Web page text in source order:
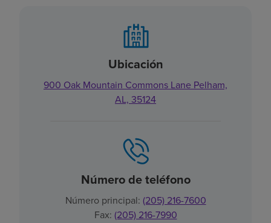
Ubicación
900 Oak Mountain Commons Lane Pelham,
AL, 35124
Número de teléfono
Número principal: (205) 216-7600
Fax: (205) 216-7990